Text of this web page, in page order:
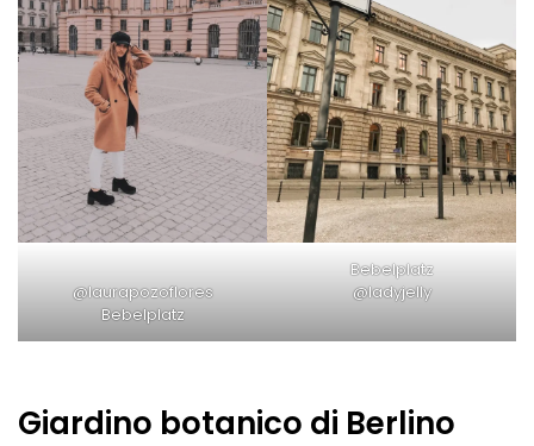
@laurapozoflores
Bebelplatz
Bebelplatz
@ladyjelly
Giardino botanico di Berlino